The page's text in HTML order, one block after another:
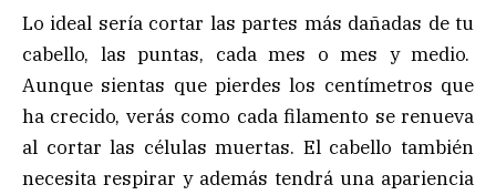
Lo ideal sería cortar las partes más dañadas de tu
cabello, las puntas, cada mes o mes y medio.
Aunque sientas que pierdes los centímetros que
ha crecido, verás como cada filamento se renueva
al cortar las células muertas. El cabello también
necesita respirar y además tendrá una apariencia